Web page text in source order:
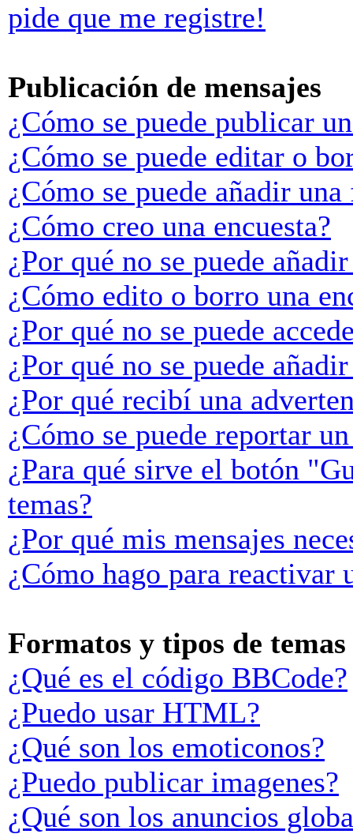
pide que me registre!
Publicación de mensajes
¿Cómo se puede publicar
¿Cómo se puede editar o
¿Cómo se puede añadir
¿Cómo creo una encuesta?
¿Por qué no se puede
¿Cómo edito o borro una
¿Por qué no se puede
¿Por qué no se puede
¿Por qué recibí una
¿Cómo se puede reportar
¿Para qué sirve el botón
temas?
¿Por qué mis mensajes
¿Cómo hago para reactivar
Formatos y tipos de temas
¿Qué es el código BBCode?
¿Puedo usar HTML?
¿Qué son los emoticonos?
¿Puedo publicar imagenes?
¿Qué son los anuncios